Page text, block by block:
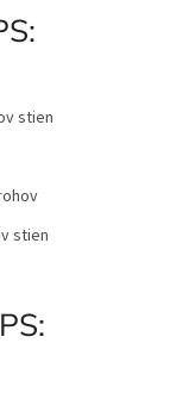
stien
stien